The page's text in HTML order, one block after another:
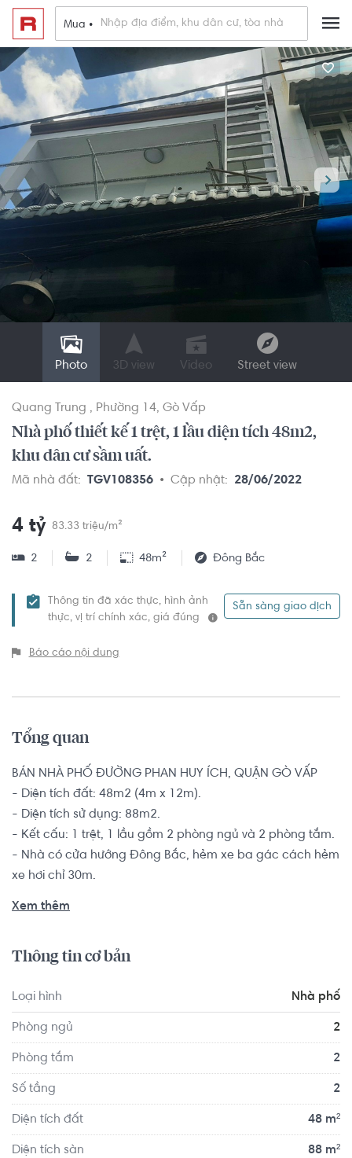
Mua •
Photo 3D view Video Street view
Quang Trung Phường 14 Gò Vấp
Nhà phố thiết kế 1 trệt, 1 lầu diện tích 48m2,
khu dân cư sầm uất.
Mã nhà đất: TGV108356 Cập nhật: 28/06/2022
4 tỷ 83.33 triệu/m²
2 2 48m² Đông Bắc
Thông tin đã xác thực, hình ảnh
thực, vị trí chính xác, giá đúng
Sẵn sàng giao dịch
Báo cáo nội dung
Tổng quan
BÁN NHÀ PHỐ ĐƯỜNG PHAN HUY ÍCH, QUẬN GÒ VẤP
- Diện tích đất: 48m2 (4m x 12m).
- Diện tích sử dụng: 88m2.
- Kết cấu: 1 trệt, 1 lầu gồm 2 phòng ngủ và 2 phòng tắm.
- Nhà có cửa hướng Đông Bắc, hẻm xe ba gác cách hẻm
xe hơi chỉ 30m.
Nhà phố nằm trong khu dân cư đông đúc sầm uất gần
cách QL 1A khoảng 1,5km, xung quanh là đầy đủ các
tiện ích, cơ sở hành chính, siêu thị, chợ truyền thống,...
tìm 1 chốn an cư lâu dài giữa lòng thành phố nhộn nhịp.
Xem thêm
Thông tin cơ bản
Loại hình Nhà phố
Phòng ngủ 2
Phòng tắm 2
Số tầng 2
Diện tích đất 48 m²
Diện tích sàn 88 m²